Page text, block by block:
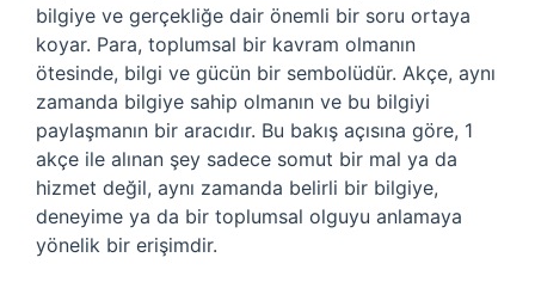
bilgiye ve gerçekliğe dair önemli bir soru ortaya
koyar. Para, toplumsal bir kavram olmanın
ötesinde, bilgi ve gücün bir sembolüdür. Akçe, aynı
zamanda bilgiye sahip olmanın ve bu bilgiyi
paylaşmanın bir aracıdır. Bu bakış açısına göre, 1
akçe ile alınan şey sadece somut bir mal ya da
hizmet değil, aynı zamanda belirli bir bilgiye,
deneyime ya da bir toplumsal olguyu anlamaya
yönelik bir erişimdir.